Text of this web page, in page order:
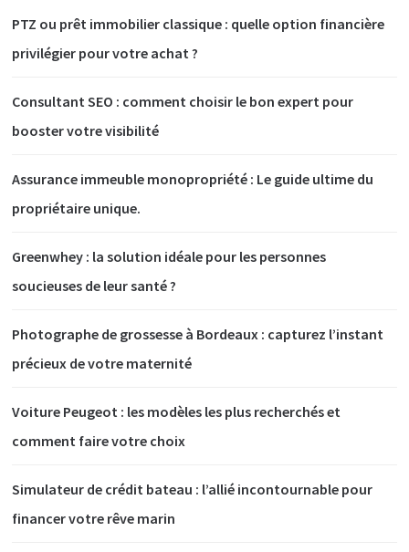
PTZ ou prêt immobilier classique : quelle option financière
privilégier pour votre achat ?
Consultant SEO : comment choisir le bon expert pour
booster votre visibilité
Assurance immeuble monopropriété : Le guide ultime du
propriétaire unique.
Greenwhey : la solution idéale pour les personnes
soucieuses de leur santé ?
Photographe de grossesse à Bordeaux : capturez l’instant
précieux de votre maternité
Voiture Peugeot : les modèles les plus recherchés et
comment faire votre choix
Simulateur de crédit bateau : l’allié incontournable pour
financer votre rêve marin